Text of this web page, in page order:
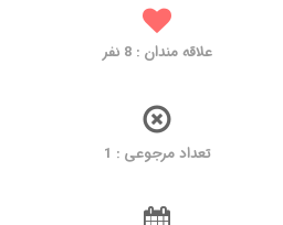
علاقه مندان : 8 نفر
تعداد مرجوعی : 1